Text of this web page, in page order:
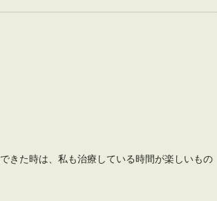
きた時は、私も治療している時間が楽しいもの